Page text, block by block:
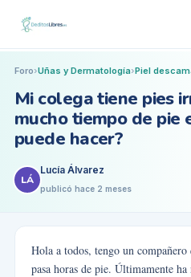
Foro›Uñas y Dermatología›Piel
Mi colega tiene pies
mucho tiempo de pie
puede hacer?
LÁ
Lucía Álvarez
publicó hace 2 meses
Hola a todos, tengo un
pasa horas de pie. Últimamente ha